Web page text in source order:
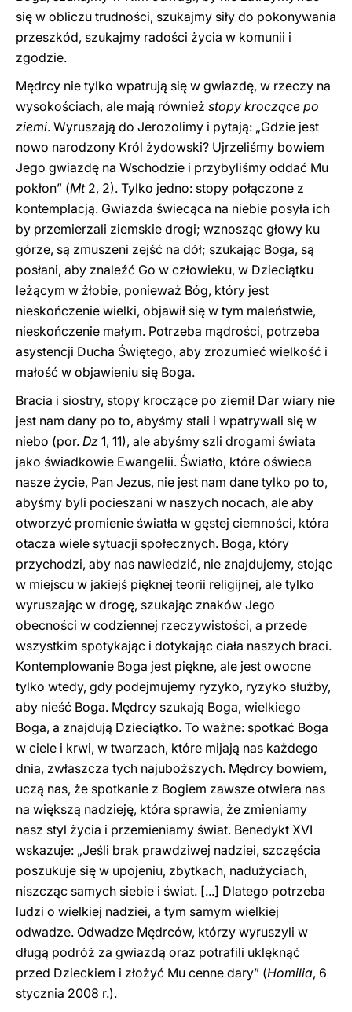
się w obliczu trudności, szukajmy siły do pokonywania
przeszkód, szukajmy radości życia w komunii i
zgodzie.
Mędrcy nie tylko wpatrują się w gwiazdę, w rzeczy na
wysokościach, ale mają również stopy kroczące po
ziemi. Wyruszają do Jerozolimy i pytają: „Gdzie jest
nowo narodzony Król żydowski? Ujrzeliśmy bowiem
Jego gwiazdę na Wschodzie i przybyliśmy oddać Mu
pokłon” (Mt 2, 2). Tylko jedno: stopy połączone z
kontemplacją. Gwiazda świecąca na niebie posyła ich
by przemierzali ziemskie drogi; wznosząc głowy ku
górze, są zmuszeni zejść na dół; szukając Boga, są
posłani, aby znaleźć Go w człowieku, w Dzieciątku
leżącym w żłobie, ponieważ Bóg, który jest
nieskończenie wielki, objawił się w tym maleństwie,
nieskończenie małym. Potrzeba mądrości, potrzeba
asystencji Ducha Świętego, aby zrozumieć wielkość i
małość w objawieniu się Boga.
Bracia i siostry, stopy kroczące po ziemi! Dar wiary nie
jest nam dany po to, abyśmy stali i wpatrywali się w
niebo (por. Dz 1, 11), ale abyśmy szli drogami świata
jako świadkowie Ewangelii. Światło, które oświeca
nasze życie, Pan Jezus, nie jest nam dane tylko po to,
abyśmy byli pocieszani w naszych nocach, ale aby
otworzyć promienie światła w gęstej ciemności, która
otacza wiele sytuacji społecznych. Boga, który
przychodzi, aby nas nawiedzić, nie znajdujemy, stojąc
w miejscu w jakiejś pięknej teorii religijnej, ale tylko
wyruszając w drogę, szukając znaków Jego
obecności w codziennej rzeczywistości, a przede
wszystkim spotykając i dotykając ciała naszych braci.
Kontemplowanie Boga jest piękne, ale jest owocne
tylko wtedy, gdy podejmujemy ryzyko, ryzyko służby,
aby nieść Boga. Mędrcy szukają Boga, wielkiego
Boga, a znajdują Dzieciątko. To ważne: spotkać Boga
w ciele i krwi, w twarzach, które mijają nas każdego
dnia, zwłaszcza tych najuboższych. Mędrcy bowiem,
uczą nas, że spotkanie z Bogiem zawsze otwiera nas
na większą nadzieję, która sprawia, że zmieniamy
nasz styl życia i przemieniamy świat. Benedykt XVI
wskazuje: „Jeśli brak prawdziwej nadziei, szczęścia
poszukuje się w upojeniu, zbytkach, nadużyciach,
niszcząc samych siebie i świat. [...] Dlatego potrzeba
ludzi o wielkiej nadziei, a tym samym wielkiej
odwadze. Odwadze Mędrców, którzy wyruszyli w
długą podróż za gwiazdą oraz potrafili uklęknąć
przed Dzieckiem i złożyć Mu cenne dary” (Homilia, 6
stycznia 2008 r.).